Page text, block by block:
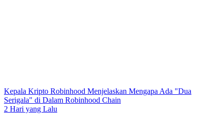
Kepala Kripto Robinhood Menjelaskan Mengapa Ada "Dua
Serigala" di Dalam Robinhood Chain
2 Hari yang Lalu